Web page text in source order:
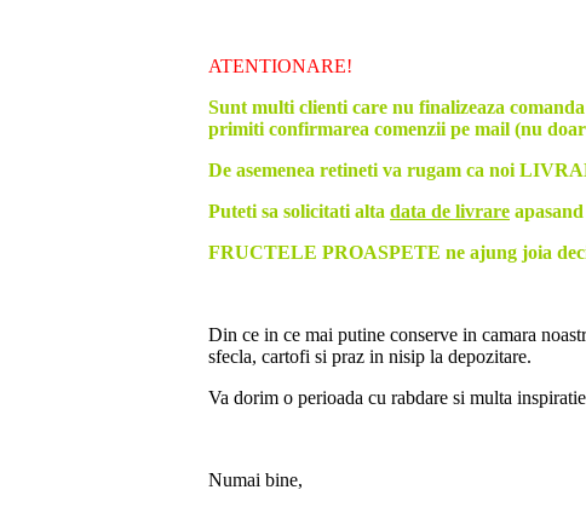
ATENTIONARE!
Sunt multi clienti care nu finalizeaza
primiti confirmarea comenzii pe mail (nu
De asemenea retineti va rugam ca noi
Puteti sa solicitati alta data de livrare
FRUCTELE PROASPETE ne ajung joia
Din ce in ce mai putine conserve in camara
sfecla, cartofi si praz in nisip la depozitare.
Va dorim o perioada cu rabdare si multa
Numai bine,